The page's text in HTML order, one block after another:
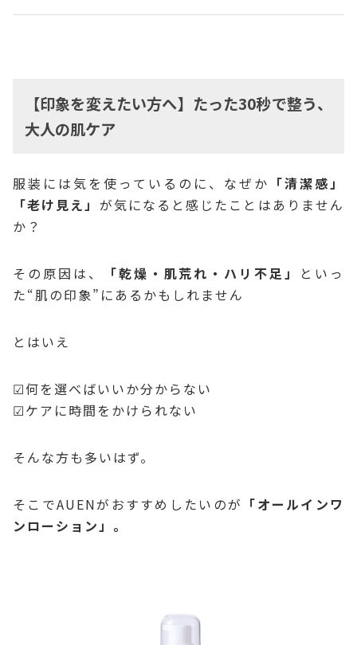
【印象を変えたい方へ】たった30秒で整う、
大人の肌ケア
服装には気を使っているのに、なぜか 「清潔感」
「老け見え」 が気になると感じたことはありません
か？
その原因は、 「乾燥・肌荒れ・ハリ不足」
といっ
た“肌の印象”にあるかもしれません
とはいえ
☑何を選べばいいか分からない
☑ケアに時間をかけられない
そんな方も多いはず。
そこでAUENがおすすめしたいのが 「オールインワ
ンローション」。